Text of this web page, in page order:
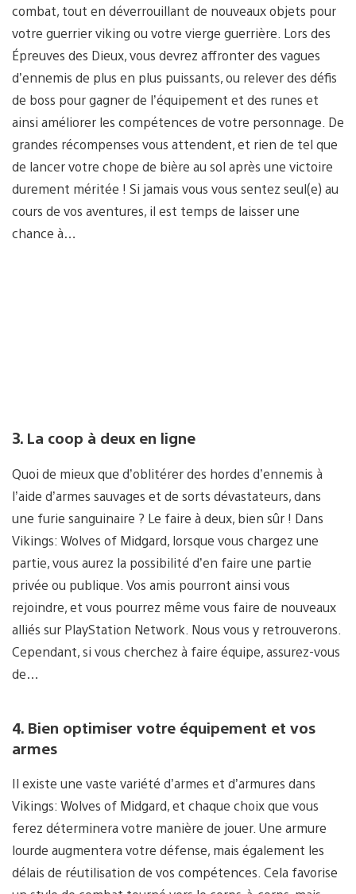
combat, tout en déverrouillant de nouveaux objets pour
votre guerrier viking ou votre vierge guerrière. Lors des
Épreuves des Dieux, vous devrez affronter des vagues
d’ennemis de plus en plus puissants, ou relever des défis
de boss pour gagner de l’équipement et des runes et
ainsi améliorer les compétences de votre personnage. De
grandes récompenses vous attendent, et rien de tel que
de lancer votre chope de bière au sol après une victoire
durement méritée ! Si jamais vous vous sentez seul(e) au
cours de vos aventures, il est temps de laisser une
chance à…
3. La coop à deux en ligne
Quoi de mieux que d’oblitérer des hordes d’ennemis à
l’aide d’armes sauvages et de sorts dévastateurs, dans
une furie sanguinaire ? Le faire à deux, bien sûr ! Dans
Vikings: Wolves of Midgard, lorsque vous chargez une
partie, vous aurez la possibilité d’en faire une partie
privée ou publique. Vos amis pourront ainsi vous
rejoindre, et vous pourrez même vous faire de nouveaux
alliés sur PlayStation Network. Nous vous y retrouverons.
Cependant, si vous cherchez à faire équipe, assurez-vous
de…
4. Bien optimiser votre équipement et vos
armes
Il existe une vaste variété d’armes et d’armures dans
Vikings: Wolves of Midgard, et chaque choix que vous
ferez déterminera votre manière de jouer. Une armure
lourde augmentera votre défense, mais également les
délais de réutilisation de vos compétences. Cela favorise